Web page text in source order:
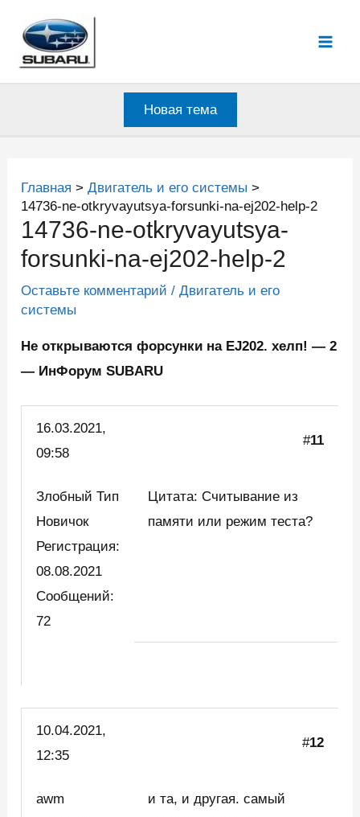
содержимому
Новая тема
Главная
Двигатель и его системы
14736-ne-otkryvayutsya-forsunki-na-ej202-help-2
14736-ne-otkryvayutsya-
forsunki-na-ej202-help-2
Оставьте комментарий /Двигатель и его
системы
Не открываются форсунки на EJ202. хелп! — 2
— ИнФорум SUBARU
16.03.2021,
09:58
#11
Злобный Тип
Новичок
Регистрация:
08.08.2021
Сообщений:
72
Цитата: Считывание из
памяти или режим теста?
10.04.2021,
12:35
#12
awm
и та, и другая. самый